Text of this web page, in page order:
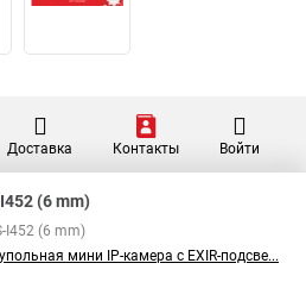
Доставка Контакты Войти
(6 mm)
I452 (6 mm)
мини IP-камера с EXIR-подсве...